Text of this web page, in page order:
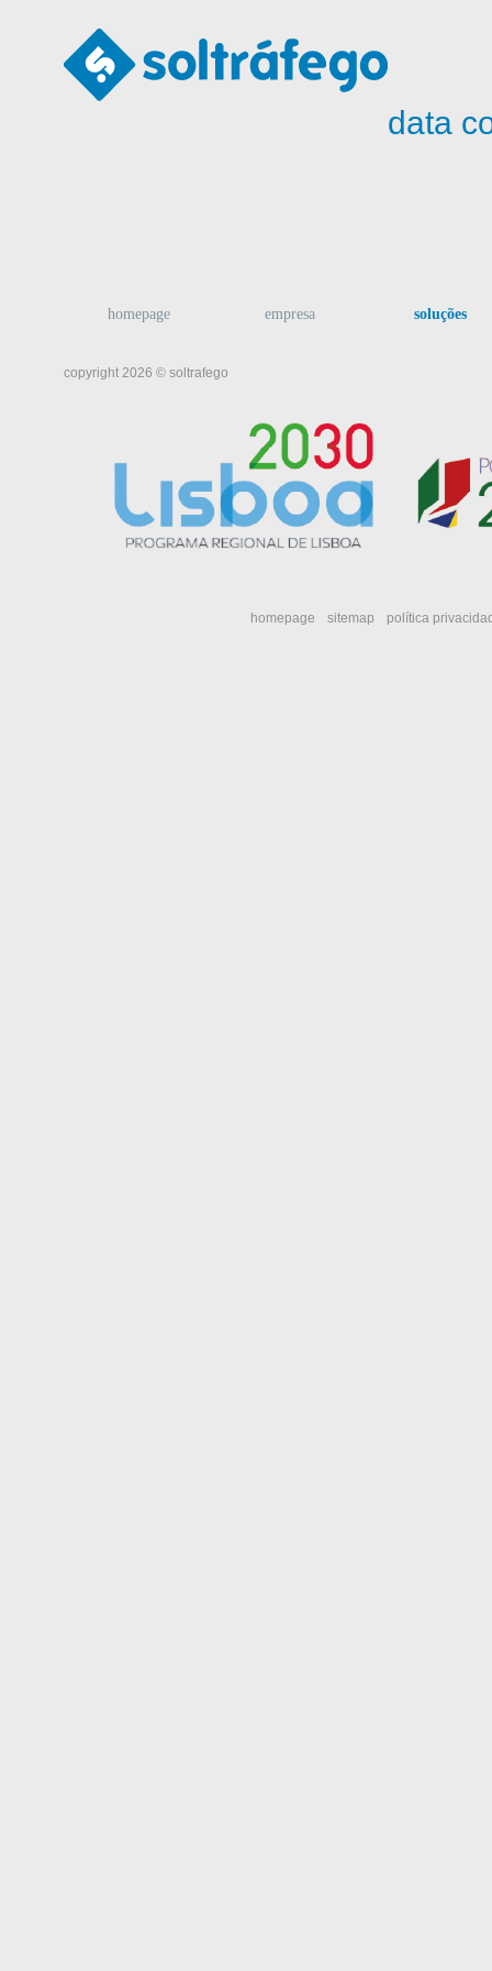
homepage empresa soluções
data
copyright 2026 © soltrafego
homepage sitemap política